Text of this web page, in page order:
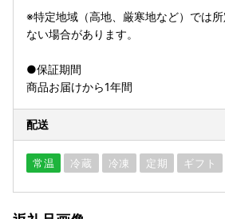
※特定地域（高地、厳寒地など）では
ない場合があります。
●保証期間
商品お届けから1年間
配送
常温 冷蔵 冷凍 定期 ギフト